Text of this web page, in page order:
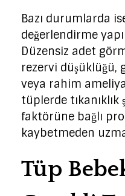
Bazı durumlarda
değerlendirme
Düzensiz adet
rezervi düşüklüğü,
veya rahim
tüplerde
faktörüne bağlı
kaybetmeden
Tüp